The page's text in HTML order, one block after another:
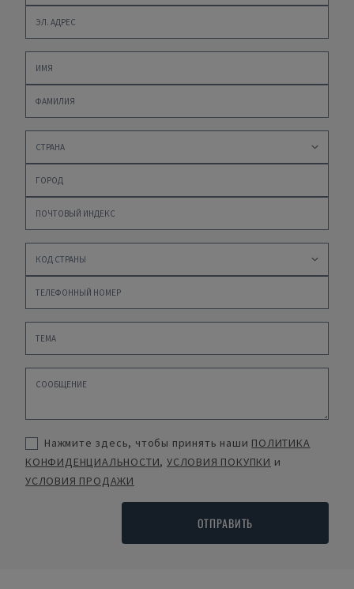
Нажмите здесь, чтобы принять наши ПОЛИТИКА
КОНФИДЕНЦИАЛЬНОСТИ,УСЛОВИЯ ПОКУПКИ и
УСЛОВИЯ ПРОДАЖИ
ОТПРАВИТЬ